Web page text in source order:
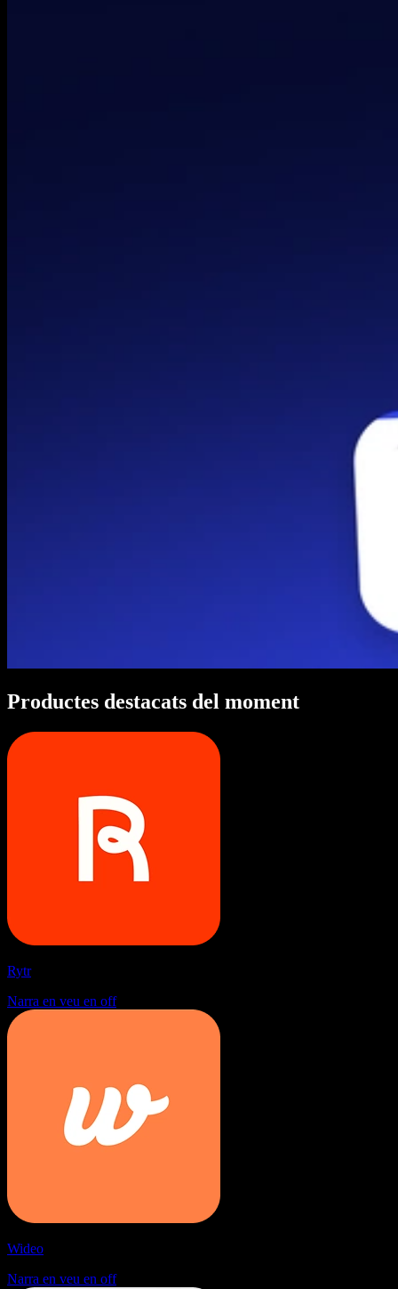
Productes destacats del moment
Rytr
Narra en veu en off
Wideo
Narra en veu en off